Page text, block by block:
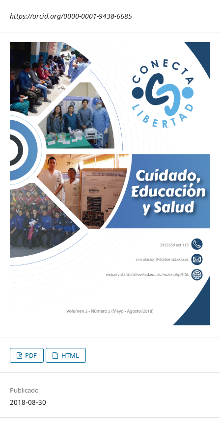
https://orcid.org/0000-0001-9438-6685
PDF HTML
Publicado
2018-08-30